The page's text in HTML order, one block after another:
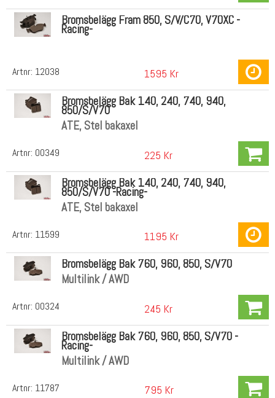
Artnr: 12038
Bromsbelägg Fram 850, S/V/C70, V70XC -
Racing-
1595 Kr
Artnr: 00349
Bromsbelägg Bak 140, 240, 740, 940,
850/S/V70
ATE, Stel bakaxel
225 Kr
Artnr: 11599
Bromsbelägg Bak 140, 240, 740, 940,
850/S/V70 -Racing-
ATE, Stel bakaxel
1195 Kr
Artnr: 00324
Bromsbelägg Bak 760, 960, 850, S/V70
Multilink / AWD
245 Kr
Artnr: 11787
Bromsbelägg Bak 760, 960, 850, S/V70 -
Racing-
Multilink / AWD
795 Kr